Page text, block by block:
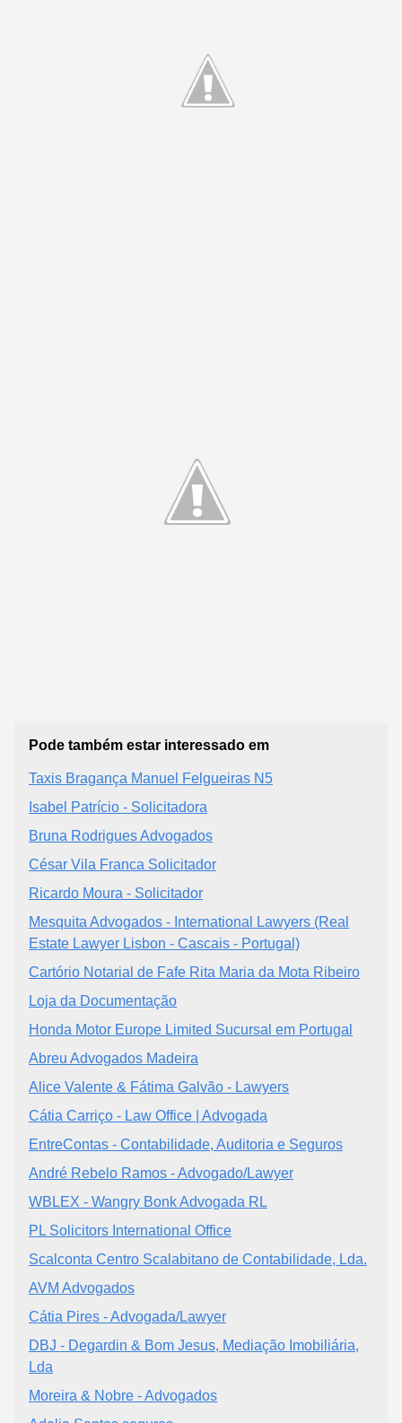
Pode também estar interessado em
Taxis Bragança Manuel Felgueiras N5
Isabel Patrício - Solicitadora
Bruna Rodrigues Advogados
César Vila Franca Solicitador
Ricardo Moura - Solicitador
Mesquita Advogados - International Lawyers (Real
Estate Lawyer Lisbon - Cascais - Portugal)
Cartório Notarial de Fafe Rita Maria da Mota Ribeiro
Loja da Documentação
Honda Motor Europe Limited Sucursal em Portugal
Abreu Advogados Madeira
Alice Valente & Fátima Galvão - Lawyers
Cátia Carriço - Law Office | Advogada
EntreContas - Contabilidade, Auditoria e Seguros
André Rebelo Ramos - Advogado/Lawyer
WBLEX - Wangry Bonk Advogada RL
PL Solicitors International Office
Scalconta Centro Scalabitano de Contabilidade, Lda.
AVM Advogados
Cátia Pires - Advogada/Lawyer
DBJ - Degardin & Bom Jesus, Mediação Imobiliária,
Lda
Moreira & Nobre - Advogados